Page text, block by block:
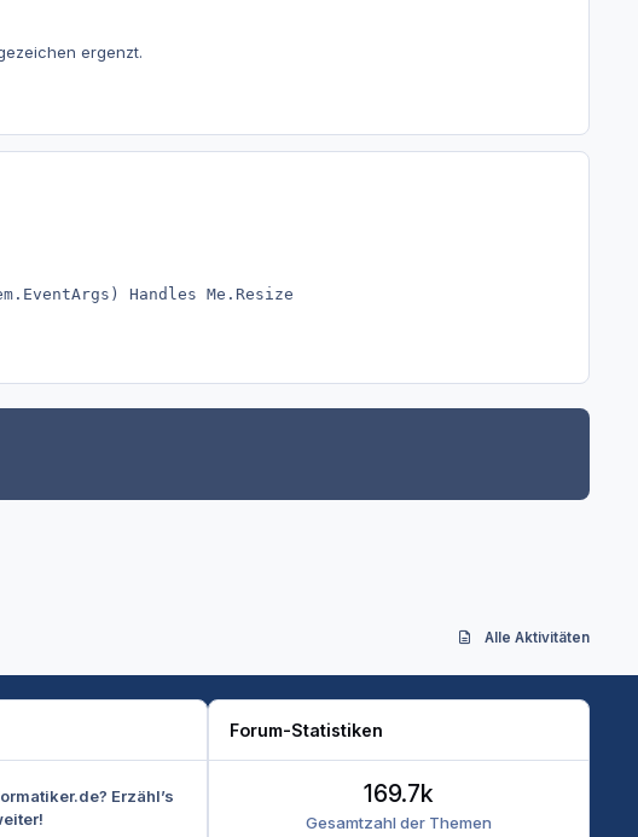
ergenzt.
Handles Me.Resize
Alle Aktivitäten
Erzähl’s
Forum-Statistiken
Gesamtzahl der Themen
169.7k